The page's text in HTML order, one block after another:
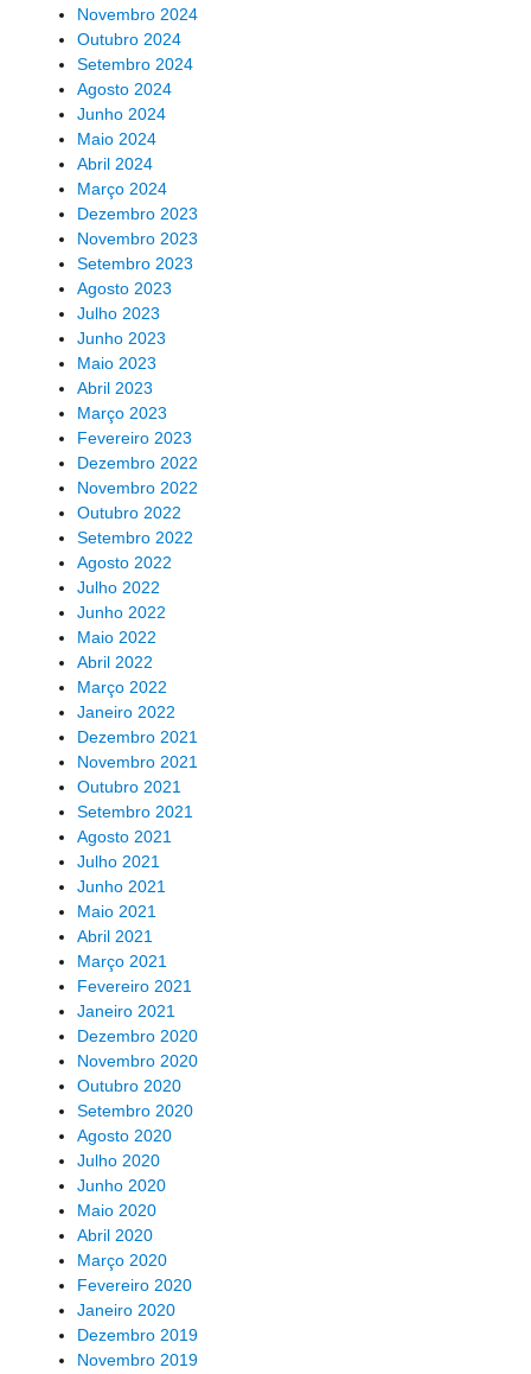
Novembro 2024
Outubro 2024
Setembro 2024
Agosto 2024
Junho 2024
Maio 2024
Abril 2024
Março 2024
Dezembro 2023
Novembro 2023
Setembro 2023
Agosto 2023
Julho 2023
Junho 2023
Maio 2023
Abril 2023
Março 2023
Fevereiro 2023
Dezembro 2022
Novembro 2022
Outubro 2022
Setembro 2022
Agosto 2022
Julho 2022
Junho 2022
Maio 2022
Abril 2022
Março 2022
Janeiro 2022
Dezembro 2021
Novembro 2021
Outubro 2021
Setembro 2021
Agosto 2021
Julho 2021
Junho 2021
Maio 2021
Abril 2021
Março 2021
Fevereiro 2021
Janeiro 2021
Dezembro 2020
Novembro 2020
Outubro 2020
Setembro 2020
Agosto 2020
Julho 2020
Junho 2020
Maio 2020
Abril 2020
Março 2020
Fevereiro 2020
Janeiro 2020
Dezembro 2019
Novembro 2019